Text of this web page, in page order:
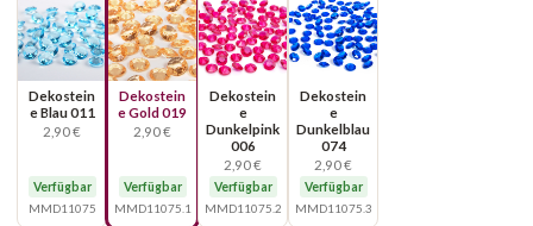
Dekostein
e Blau 011
2,90 €
Verfügbar
MMD11075
Dekostein
e Gold 019
2,90 €
Verfügbar
MMD11075.1
Dekostein
e
Dunkelpink
006
2,90 €
Verfügbar
MMD11075.2
Dekostein
e
Dunkelblau
074
2,90 €
Verfügbar
MMD11075.3